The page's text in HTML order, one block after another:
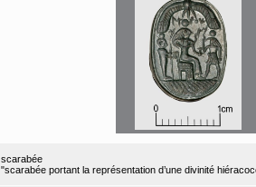
scarabée
"scarabée portant la représentation d’une divinité